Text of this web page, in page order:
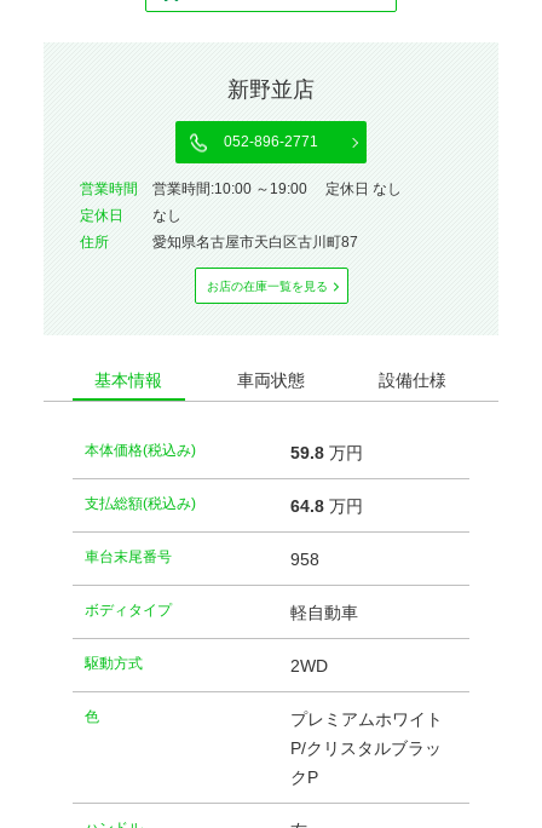
新野並店
052-896-2771
営業時間
営業時間:10:00 ～19:00 定休日 なし
定休⽇
なし
住所
愛知県名古屋市天白区古川町87
お店の在庫⼀覧を⾒る
基本情報 車両状態 設備仕様
本体価格(税込み) 59.8万円
支払総額(税込み) 64.8万円
車台末尾番号 958
ボディタイプ 軽自動車
駆動方式 2WD
⾊
プレミアムホワイト
P/クリスタルブラッ
クP